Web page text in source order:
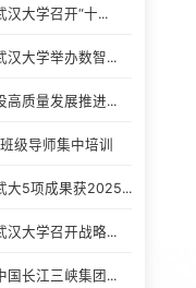
汉大学召开“十...
汉大学举办数智...
高质量发展推进...
级导师集中培训
大5项成果获2025...
汉大学召开战略...
国长江三峡集团...